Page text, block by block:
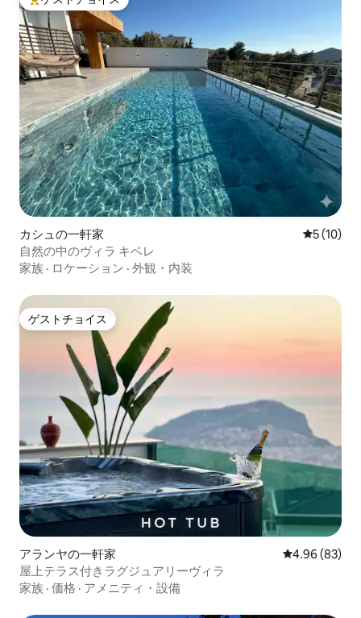
大好評のゲストチョイスです。
カシュの一軒家 レビュー
5 (10)
自然の中のヴィラ キベレ
家族 · ロケーション · 外観・内装
ゲストチョイス
ゲストチョイス
アランヤの一軒家 レビュー83
4.96 (83)
屋上テラス付きラグジュアリーヴィラ
家族 · 価格 · アメニティ・設備